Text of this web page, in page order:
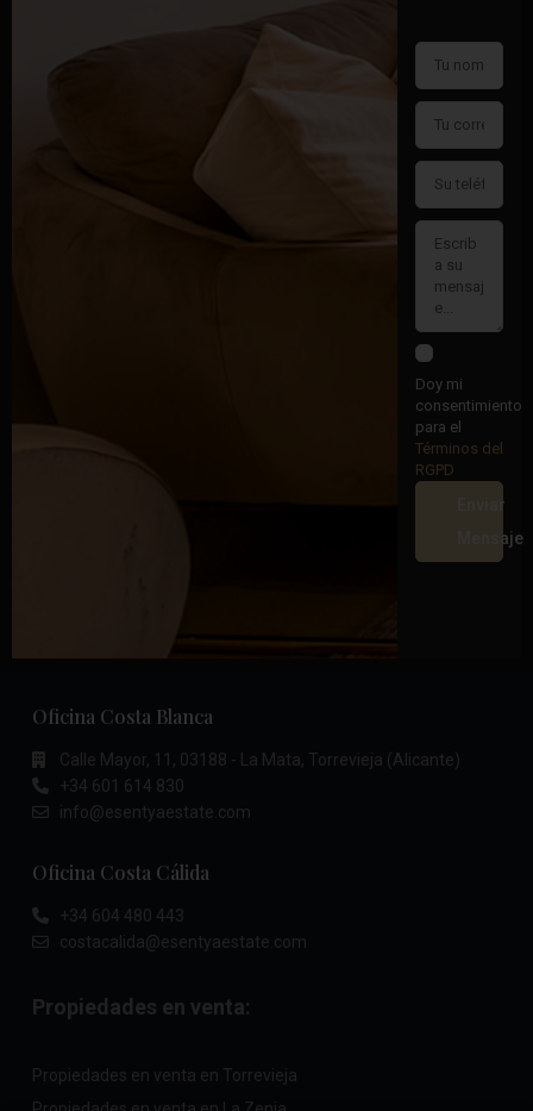
Doy mi
consentimiento
para el
Términos del
RGPD
Enviar
Mensaje
Oficina Costa Blanca
Calle Mayor, 11, 03188 - La Mata, Torrevieja (Alicante)
+34 601 614 830
info@esentyaestate.com
Oficina Costa Cálida
+34 604 480 443
costacalida@esentyaestate.com
Propiedades en venta:
Propiedades en venta en Torrevieja